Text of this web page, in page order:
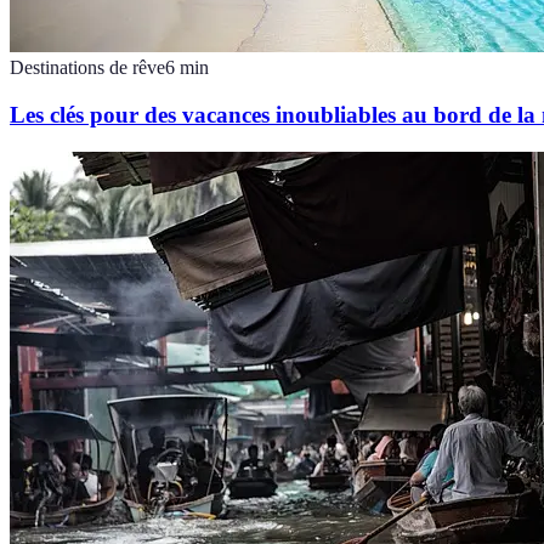
Destinations de rêve6 min
Les clés pour des vacances inoubliables au bord de la